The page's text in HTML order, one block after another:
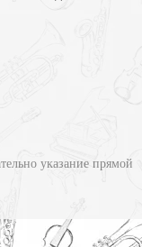
указание прямой